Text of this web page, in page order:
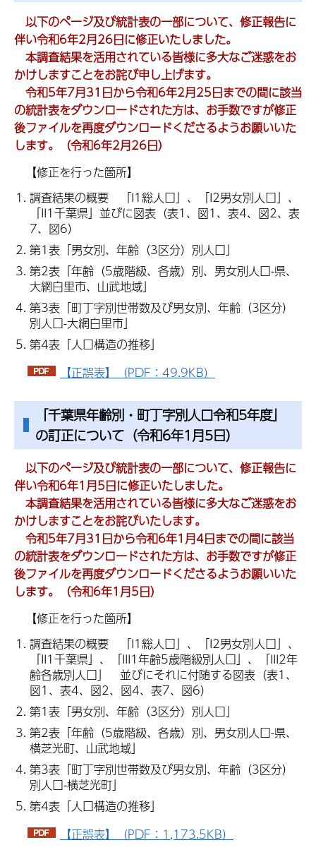
以下のページ及び統計表の一部について、修正報告に
伴い令和6年2月26日に修正いたしました。
本調査結果を活用されている皆様に多大なご迷惑をお
かけしますことをお詫び申し上げます。
令和5年7月31日から令和6年2月25日までの間に該当
の統計表をダウンロードされた方は、お手数ですが修正
後ファイルを再度ダウンロードくださるようお願いいた
します。（令和6年2月26日）
【修正を行った箇所】
調査結果の概要 「I1総人口」、「I2男女別人口」、
「II1千葉県」並びに図表（表1、図1、表4、図2、表
7、図6）
第1表「男女別、年齢（3区分）別人口」
第2表「年齢（5歳階級、各歳）別、男女別人口-県、
大網白里市、山武地域」
第3表「町丁字別世帯数及び男女別、年齢（3区分）
別人口-大網白里市」
第4表「人口構造の推移」
【正誤表】（PDF：49.9KB）
「千葉県年齢別・町丁字別人口令和5年度」
の訂正について（令和6年1月5日）
以下のページ及び統計表の一部について、修正報告に
伴い令和6年1月5日に修正いたしました。
本調査結果を活用されている皆様に多大なご迷惑をお
かけしますことをお詫びいたします。
令和5年7月31日から令和6年1月4日までの間に該当
の統計表をダウンロードされた方は、お手数ですが修正
後ファイルを再度ダウンロードくださるようお願いいた
します。（令和6年1月5日）
【修正を行った箇所】
調査結果の概要 「I1総人口」、「I2男女別人口」、
「II1千葉県」、「III1年齢5歳階級別人口」、「III2年
齢各歳別人口」 並びにそれに付随する図表（表1、
図1、表4、図2、図4、表7、図6）
第1表「男女別、年齢（3区分）別人口」
第2表「年齢（5歳階級、各歳）別、男女別人口-県、
横芝光町、山武地域」
第3表「町丁字別世帯数及び男女別、年齢（3区分）
別人口-横芝光町」
第4表「人口構造の推移」
【正誤表】（PDF：1,173.5KB）